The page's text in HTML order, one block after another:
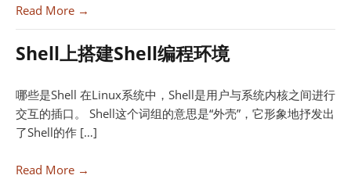
Read More →
Shell上搭建Shell编程环境
哪些是Shell 在Linux系统中，Shell是用户与系统内核之间进行
交互的插口。 Shell这个词组的意思是“外壳”，它形象地抒发出
了Shell的作 […]
Read More →